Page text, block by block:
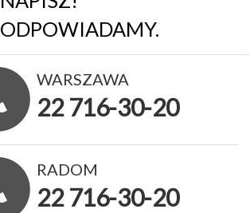
ODPOWIADAMY.
WARSZAWA
22 716-30-20
RADOM
22 716-30-20